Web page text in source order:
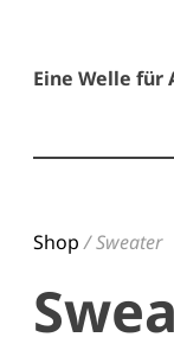
Inhalt
Eine Welle für
Shop/ Sweater